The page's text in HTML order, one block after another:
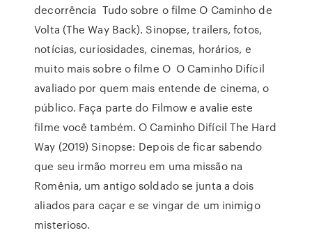
decorrência Tudo sobre o filme O Caminho de
Volta (The Way Back). Sinopse, trailers, fotos,
notícias, curiosidades, cinemas, horários, e
muito mais sobre o filme O O Caminho Difícil
avaliado por quem mais entende de cinema, o
público. Faça parte do Filmow e avalie este
filme você também. O Caminho Difícil The Hard
Way (2019) Sinopse: Depois de ficar sabendo
que seu irmão morreu em uma missão na
Romênia, um antigo soldado se junta a dois
aliados para caçar e se vingar de um inimigo
misterioso.